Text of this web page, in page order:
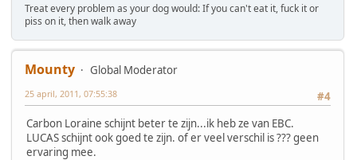
Treat every problem as your dog would: If you can't eat it, fuck it or
piss on it, then walk away
Mounty
Global Moderator
#4
25 april, 2011, 07:55:38
Carbon Loraine schijnt beter te zijn...ik heb ze van EBC.
LUCAS schijnt ook goed te zijn. of er veel verschil is ??? geen
ervaring mee.